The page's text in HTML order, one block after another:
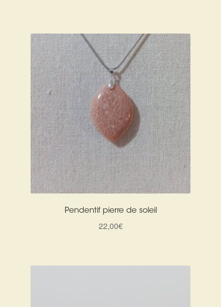
Protection énergétique : Trouvez votre bouclier
intérieur
Les pierres en détail
Test — Quelle Gardienne ?
La roue de l’année
Mon compte
Pendentif pierre de soleil
22,00€